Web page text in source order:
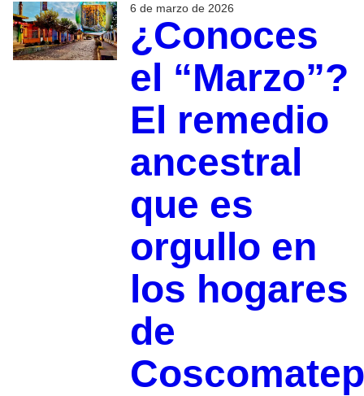
6 de marzo de 2026
¿Conoces
el “Marzo”?
El remedio
ancestral
que es
orgullo en
los hogares
de